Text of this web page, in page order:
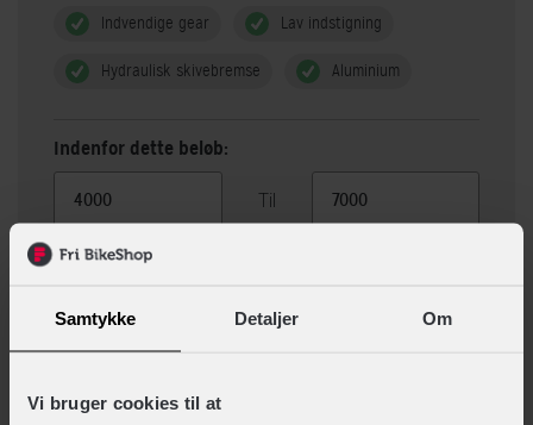
Samtykke Detaljer Om
Vi bruger cookies til at
Indvendige gear Lav indstigning
Hydraulisk skivebremse Aluminium
Indenfor dette beløb:
Til